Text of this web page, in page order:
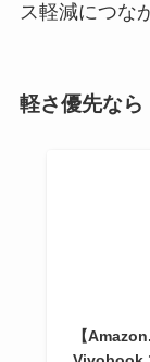
ス軽減につな
軽さ優先なら
【